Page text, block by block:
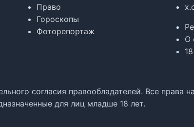
Право
Гороскопы
Фоторепортаж
О
согласия правообладателей. Все права
для лиц младше 18 лет.